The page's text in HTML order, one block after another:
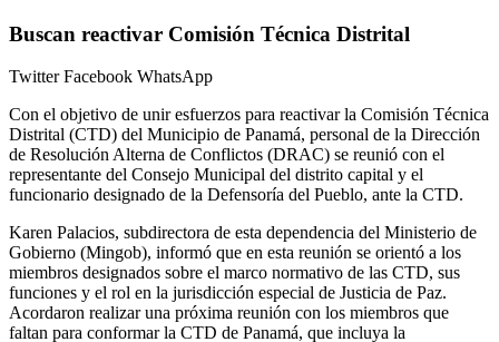
más
Buscan reactivar Comisión Técnica Distrital
TwitterFacebook WhatsApp
Con el objetivo de unir esfuerzos para reactivar la Comisión Técnica
Distrital (CTD) del Municipio de Panamá, personal de la Dirección
de Resolución Alterna de Conflictos (DRAC) se reunió con el
representante del Consejo Municipal del distrito capital y el
funcionario designado de la Defensoría del Pueblo, ante la CTD.
Karen Palacios, subdirectora de esta dependencia del Ministerio de
Gobierno (Mingob), informó que en esta reunión se orientó a los
miembros designados sobre el marco normativo de las CTD, sus
funciones y el rol en la jurisdicción especial de Justicia de Paz.
Acordaron realizar una próxima reunión con los miembros que
faltan para conformar la CTD de Panamá, que incluya la